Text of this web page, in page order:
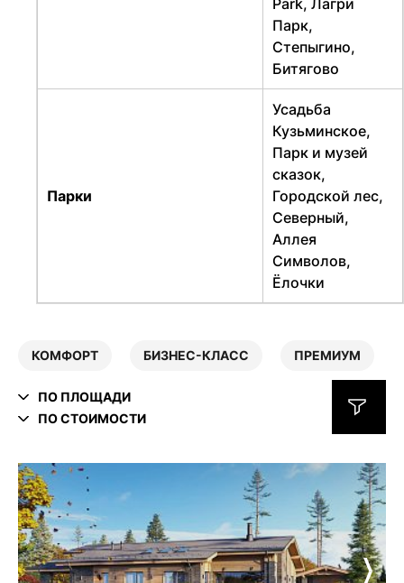
Парк,
Степыгино,
Битягово
Парки
Усадьба
Кузьминское,
Парк и музей
сказок,
Городской лес,
Северный,
Аллея
Символов,
Ёлочки
КОМФОРТ БИЗНЕС-КЛАСС ПРЕМИУМ
ПО ПЛОЩАДИ
ПО СТОИМОСТИ